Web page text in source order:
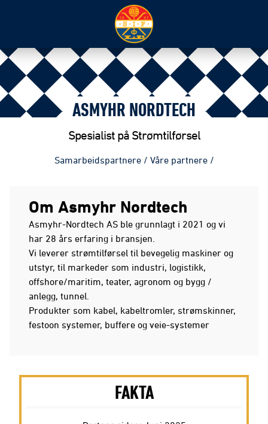
ASMYHR NORDTECH
Spesialist på Strømtilførsel
Samarbeidspartnere / Våre partnere /
Om Asmyhr Nordtech
Asmyhr-Nordtech AS ble grunnlagt i 2021 og vi
har 28 års erfaring i bransjen.
Vi leverer strømtilførsel til bevegelig maskiner og
utstyr, til markeder som industri, logistikk,
offshore/maritim, teater, agronom og bygg /
anlegg, tunnel.
Produkter som kabel, kabeltromler, strømskinner,
festoon systemer, buffere og veie-systemer
FAKTA